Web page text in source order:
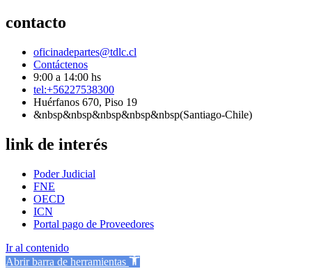
contacto
oficinadepartes@tdlc.cl
Contáctenos
9:00 a 14:00 hs
tel:+56227538300
Huérfanos 670, Piso 19
&nbsp&nbsp&nbsp&nbsp&nbsp(Santiago-Chile)
link de interés
Poder Judicial
FNE
OECD
ICN
Portal pago de Proveedores
Ir al contenido
Abrir barra de herramientas